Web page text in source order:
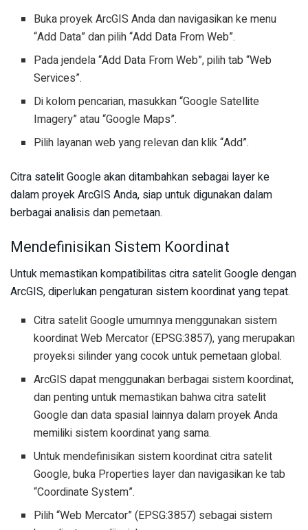
Buka proyek ArcGIS Anda dan navigasikan ke menu
“Add Data” dan pilih “Add Data From Web”.
Pada jendela “Add Data From Web”, pilih tab “Web
Services”.
Di kolom pencarian, masukkan “Google Satellite
Imagery” atau “Google Maps”.
Pilih layanan web yang relevan dan klik “Add”.
Citra satelit Google akan ditambahkan sebagai layer ke
dalam proyek ArcGIS Anda, siap untuk digunakan dalam
berbagai analisis dan pemetaan.
Mendefinisikan Sistem Koordinat
Untuk memastikan kompatibilitas citra satelit Google dengan
ArcGIS, diperlukan pengaturan sistem koordinat yang tepat.
Citra satelit Google umumnya menggunakan sistem
koordinat Web Mercator (EPSG:3857), yang merupakan
proyeksi silinder yang cocok untuk pemetaan global.
ArcGIS dapat menggunakan berbagai sistem koordinat,
dan penting untuk memastikan bahwa citra satelit
Google dan data spasial lainnya dalam proyek Anda
memiliki sistem koordinat yang sama.
Untuk mendefinisikan sistem koordinat citra satelit
Google, buka Properties layer dan navigasikan ke tab
“Coordinate System”.
Pilih “Web Mercator” (EPSG:3857) sebagai sistem